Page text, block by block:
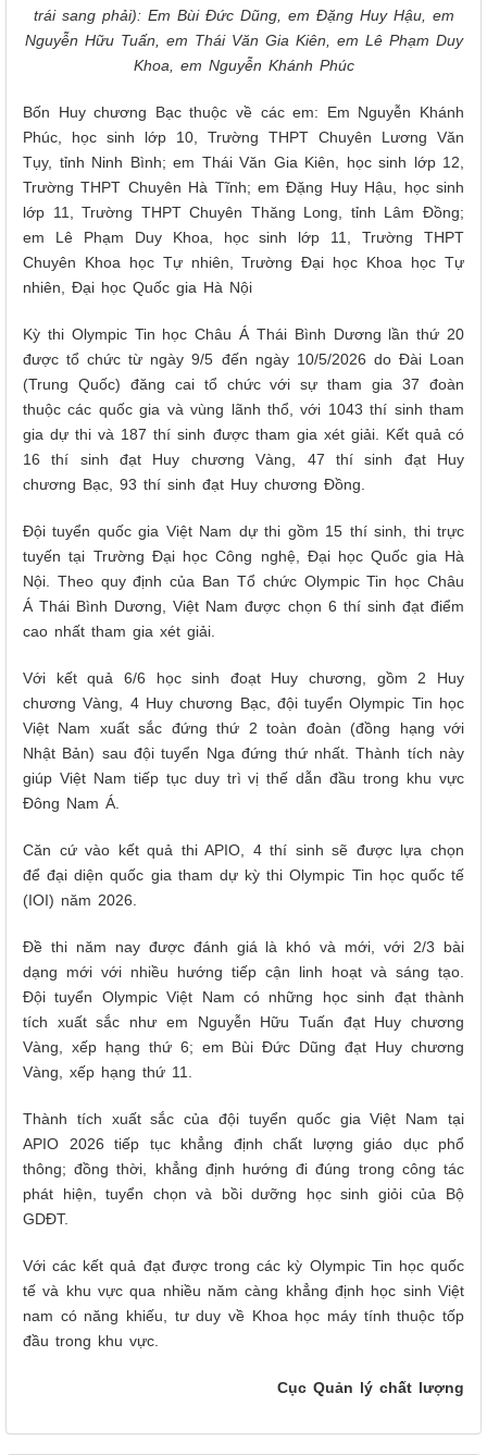
trái sang phải): Em Bùi Đức Dũng, em Đặng Huy Hậu, em
Nguyễn Hữu Tuấn, em Thái Văn Gia Kiên, em Lê Phạm Duy
Khoa, em Nguyễn Khánh Phúc
Bốn Huy chương Bạc thuộc về các em: Em Nguyễn Khánh
Phúc, học sinh lớp 10, Trường THPT Chuyên Lương Văn
Tụy, tỉnh Ninh Bình; em Thái Văn Gia Kiên, học sinh lớp 12,
Trường THPT Chuyên Hà Tĩnh; em Đặng Huy Hậu, học sinh
lớp 11, Trường THPT Chuyên Thăng Long, tỉnh Lâm Đồng;
em Lê Phạm Duy Khoa, học sinh lớp 11, Trường THPT
Chuyên Khoa học Tự nhiên, Trường Đại học Khoa học Tự
nhiên, Đại học Quốc gia Hà Nội
Kỳ thi Olympic Tin học Châu Á Thái Bình Dương lần thứ 20
được tổ chức từ ngày 9/5 đến ngày 10/5/2026 do Đài Loan
(Trung Quốc) đăng cai tổ chức với sự tham gia 37 đoàn
thuộc các quốc gia và vùng lãnh thổ, với 1043 thí sinh tham
gia dự thi và 187 thí sinh được tham gia xét giải. Kết quả có
16 thí sinh đạt Huy chương Vàng, 47 thí sinh đạt Huy
chương Bạc, 93 thí sinh đạt Huy chương Đồng.
Đội tuyển quốc gia Việt Nam dự thi gồm 15 thí sinh, thi trực
tuyến tại Trường Đại học Công nghệ, Đại học Quốc gia Hà
Nội. Theo quy định của Ban Tổ chức Olympic Tin học Châu
Á Thái Bình Dương, Việt Nam được chọn 6 thí sinh đạt điểm
cao nhất tham gia xét giải.
Với kết quả 6/6 học sinh đoạt Huy chương, gồm 2 Huy
chương Vàng, 4 Huy chương Bạc, đội tuyển Olympic Tin học
Việt Nam xuất sắc đứng thứ 2 toàn đoàn (đồng hạng với
Nhật Bản) sau đội tuyển Nga đứng thứ nhất. Thành tích này
giúp Việt Nam tiếp tục duy trì vị thế dẫn đầu trong khu vực
Đông Nam Á.
Căn cứ vào kết quả thi APIO, 4 thí sinh sẽ được lựa chọn
để đại diện quốc gia tham dự kỳ thi Olympic Tin học quốc tế
(IOI) năm 2026.
Đề thi năm nay được đánh giá là khó và mới, với 2/3 bài
dạng mới với nhiều hướng tiếp cận linh hoạt và sáng tạo.
Đội tuyển Olympic Việt Nam có những học sinh đạt thành
tích xuất sắc như em Nguyễn Hữu Tuấn đạt Huy chương
Vàng, xếp hạng thứ 6; em Bùi Đức Dũng đạt Huy chương
Vàng, xếp hạng thứ 11.
Thành tích xuất sắc của đội tuyển quốc gia Việt Nam tại
APIO 2026 tiếp tục khẳng định chất lượng giáo dục phổ
thông; đồng thời, khẳng định hướng đi đúng trong công tác
phát hiện, tuyển chọn và bồi dưỡng học sinh giỏi của Bộ
GDĐT.
Với các kết quả đạt được trong các kỳ Olympic Tin học quốc
tế và khu vực qua nhiều năm càng khẳng định học sinh Việt
nam có năng khiếu, tư duy về Khoa học máy tính thuộc tốp
đầu trong khu vực.
Cục Quản lý chất lượng